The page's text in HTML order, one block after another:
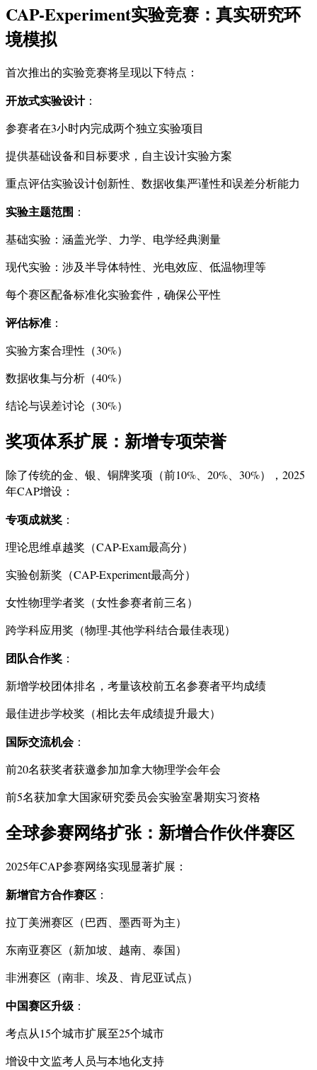
CAP-Experiment实验竞赛：真实研究环
境模拟
首次推出的实验竞赛将呈现以下特点：
开放式实验设计：
参赛者在3小时内完成两个独立实验项目
提供基础设备和目标要求，自主设计实验方案
重点评估实验设计创新性、数据收集严谨性和误差分析能力
实验主题范围 ：
基础实验：涵盖光学、力学、电学经典测量
现代实验：涉及半导体特性、光电效应、低温物理等
每个赛区配备标准化实验套件，确保公平性
评估标准 ：
实验方案合理性（30%）
数据收集与分析（40%）
结论与误差讨论（30%）
奖项体系扩展：新增专项荣誉
除了传统的金、银、铜牌奖项（前10%、20%、30%），2025
年CAP增设：
专项成就奖 ：
理论思维卓越奖（CAP-Exam最高分）
实验创新奖（CAP-Experiment最高分）
女性物理学者奖（女性参赛者前三名）
跨学科应用奖（物理-其他学科结合最佳表现）
团队合作奖 ：
新增学校团体排名，考量该校前五名参赛者平均成绩
最佳进步学校奖（相比去年成绩提升最大）
国际交流机会：
前20名获奖者获邀参加加拿大物理学会年会
前5名获加拿大国家研究委员会实验室暑期实习资格
全球参赛网络扩张：新增合作伙伴赛区
2025年CAP参赛网络实现显著扩展：
新增官方合作赛区 ：
拉丁美洲赛区（巴西、墨西哥为主）
东南亚赛区（新加坡、越南、泰国）
非洲赛区（南非、埃及、肯尼亚试点）
中国赛区升级 ：
考点从15个城市扩展至25个城市
增设中文监考人员与本地化支持